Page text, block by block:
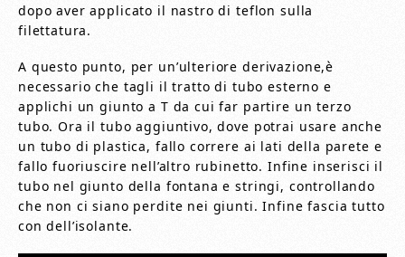
dopo aver applicato il nastro di teflon sulla
filettatura.
A questo punto, per un’ulteriore derivazione,è
necessario che tagli il tratto di tubo esterno e
applichi un giunto a T da cui far partire un terzo
tubo. Ora il tubo aggiuntivo, dove potrai usare anche
un tubo di plastica, fallo correre ai lati della parete e
fallo fuoriuscire nell’altro rubinetto. Infine inserisci il
tubo nel giunto della fontana e stringi, controllando
che non ci siano perdite nei giunti. Infine fascia tutto
con dell’isolante.